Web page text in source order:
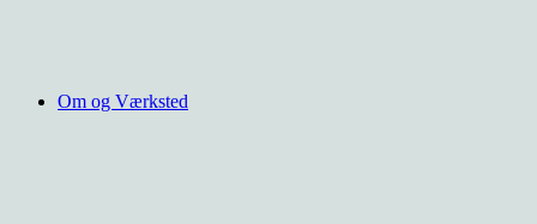
Om og Værksted